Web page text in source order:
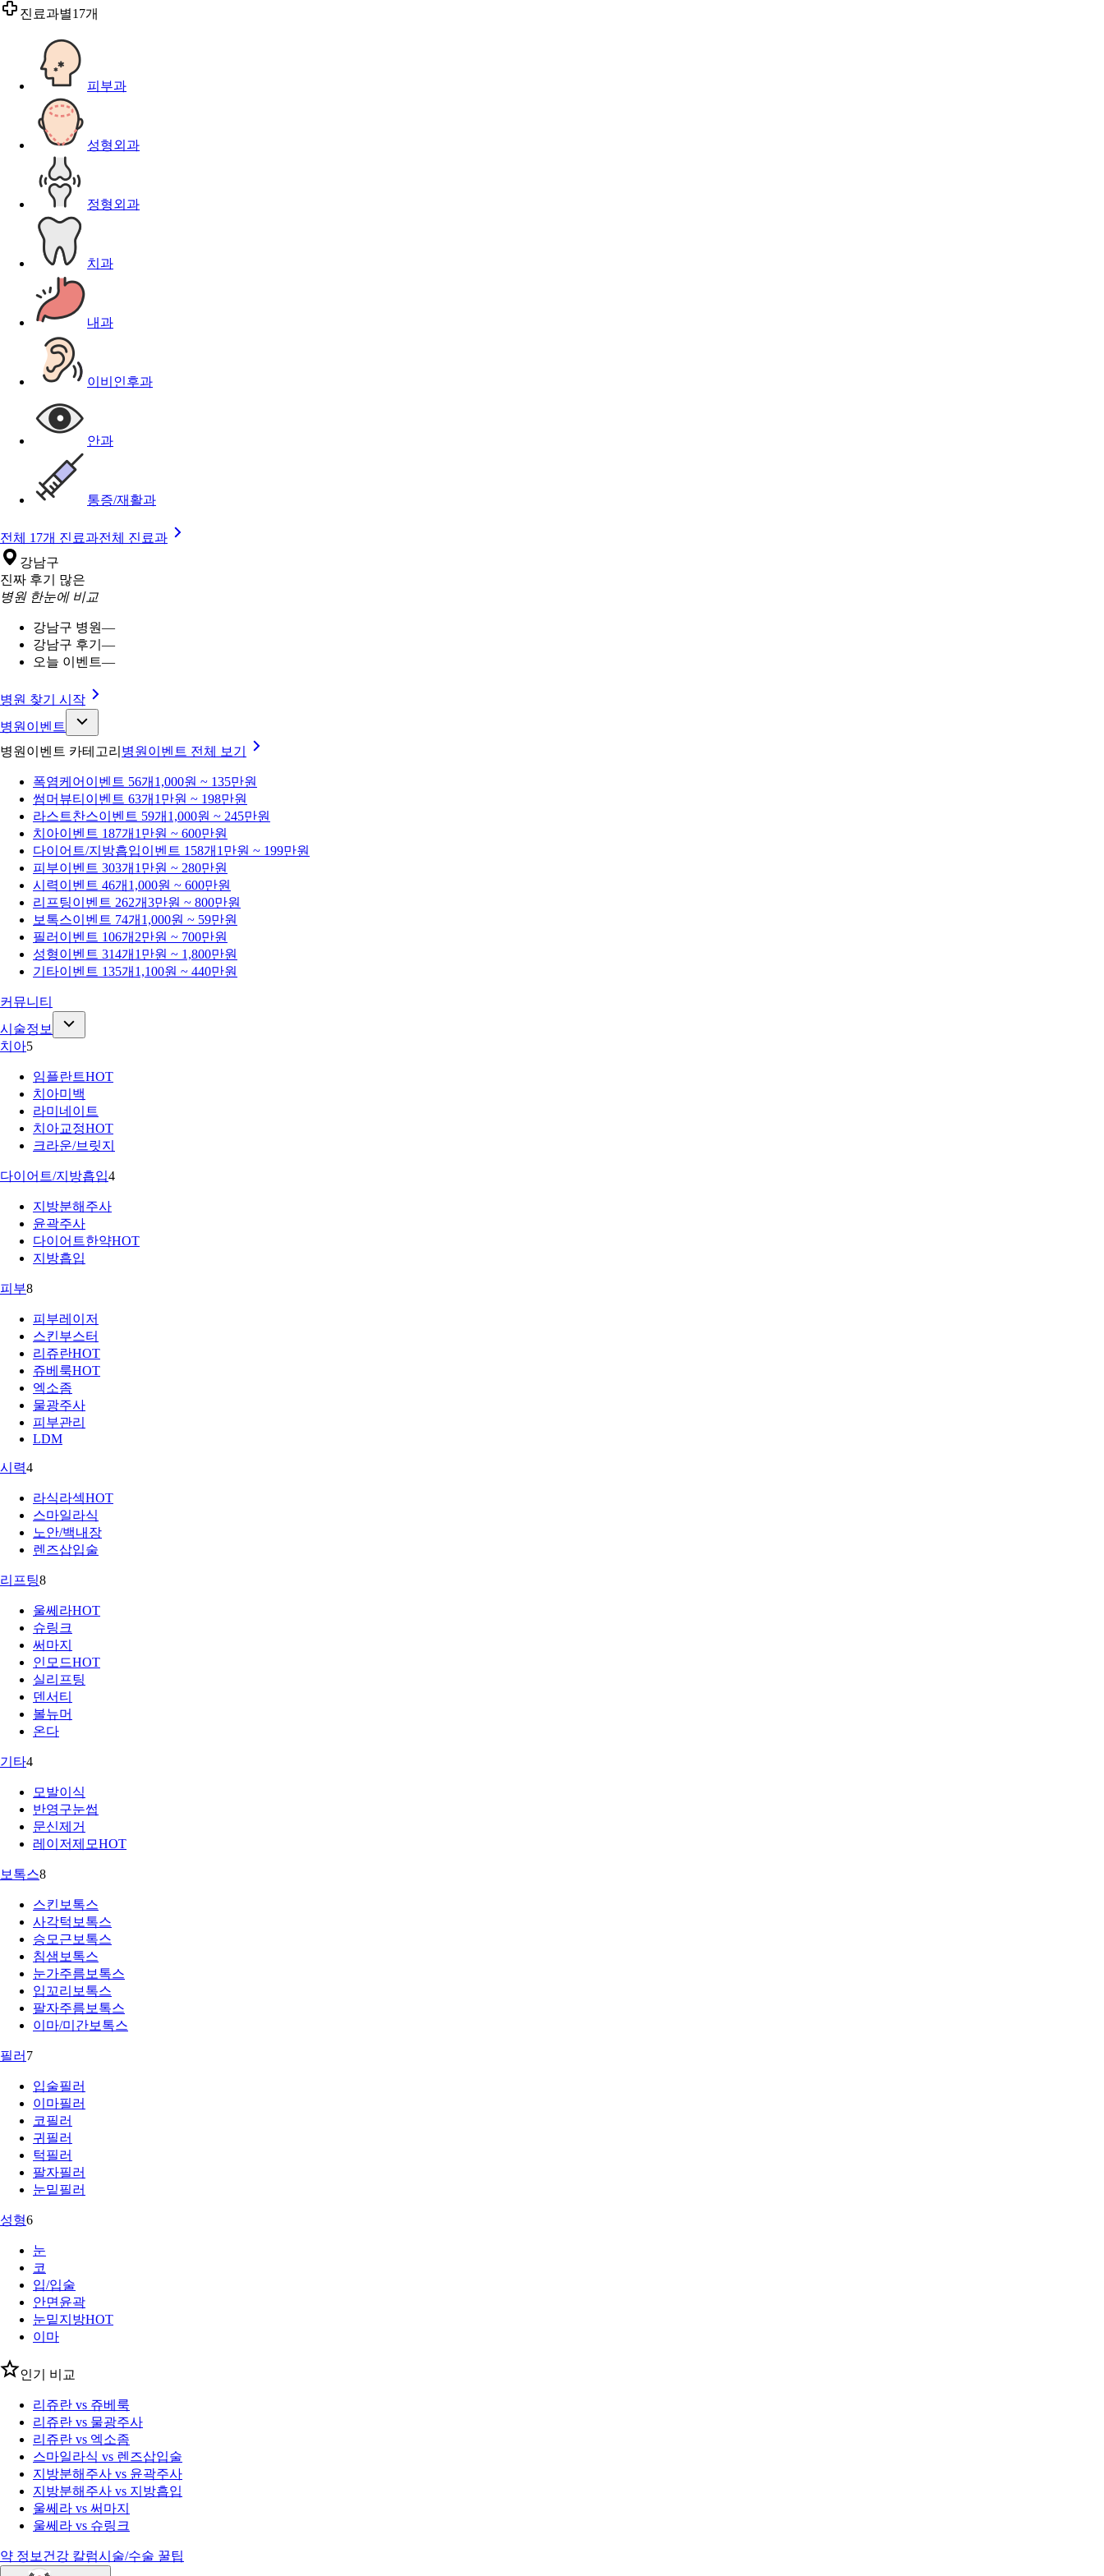
진료과별17개
피부과
성형외과
정형외과
치과
내과
이비인후과
안과
통증/재활과
전체 17개 진료과전체 진료과
강남구
진짜 후기 많은
병원 한눈에 비교
강남구 병원—
강남구 후기 —
오늘 이벤트—
병원 찾기 시작
병원이벤트
병원이벤트 카테고리 병원이벤트 전체 보기
폭염케어 이벤트 56개 1,000원 ~ 135만원
썸머뷰티 이벤트 63개 1만원 ~ 198만원
라스트찬스이벤트 59개 1,000원 ~ 245만원
치아이벤트 187개 1만원 ~ 600만원
다이어트/지방흡입이벤트 158개 1만원 ~ 199만원
피부이벤트 303개 1만원 ~ 280만원
시력이벤트 46개 1,000원 ~ 600만원
리프팅이벤트 262개3만원 ~ 800만원
보톡스이벤트 74개 1,000원 ~ 59만원
필러 이벤트 106개 2만원 ~ 700만원
성형이벤트 314개 1만원 ~ 1,800만원
기타이벤트 135개 1,100원 ~ 440만원
커뮤니티
시술정보
치아5
임플란트HOT
치아미백
라미네이트
치아교정HOT
크라운/브릿지
다이어트/지방흡입4
지방분해주사
윤곽주사
다이어트한약HOT
지방흡입
피부8
피부레이저
스킨부스터
리쥬란HOT
쥬베룩HOT
엑소좀
물광주사
피부관리
LDM
시력4
라식라섹HOT
스마일라식
노안/백내장
렌즈삽입술
리프팅8
울쎄라HOT
슈링크
써마지
인모드HOT
실리프팅
덴서티
볼뉴머
온다
기타4
모발이식
반영구눈썹
문신제거
레이저제모HOT
보톡스8
스킨보톡스
사각턱보톡스
승모근보톡스
침샘보톡스
눈가주름보톡스
입꼬리보톡스
팔자주름보톡스
이마/미간보톡스
필러 7
입술필러
이마필러
코필러
귀필러
턱필러
팔자필러
눈밑필러
성형6
눈
코
입/입술
안면윤곽
눈밑지방HOT
이마
인기 비교
리쥬란 vs 쥬베룩
리쥬란 vs 물광주사
리쥬란 vs 엑소좀
스마일라식 vs 렌즈삽입술
지방분해주사 vs 윤곽주사
지방분해주사 vs 지방흡입
울쎄라 vs 써마지
울쎄라 vs 슈링크
약 정보 건강 칼럼시술/수술 꿀팁